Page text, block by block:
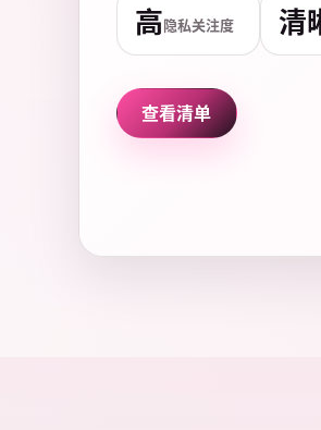
高隐私关注度 清
查看清单